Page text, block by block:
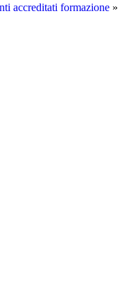
accreditati formazione »